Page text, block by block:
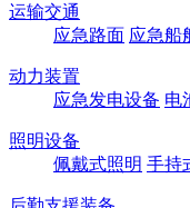
运输交通
应急路面 应急船
动力装置
应急发电设备 电
照明设备
佩戴式照明 手持